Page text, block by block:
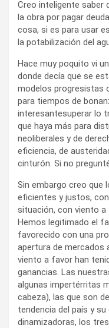
Creo inteligente saber
la obra por pagar
cosa, si es para usar
la potabilización del
Hace muy poquito vi
donde decía que se
modelos progresistas
para tiempos de
interesantesuperar lo
que haya más para
neoliberales y de
eficiencia, de
cinturón. Si no
Sin embargo creo que
eficientes y justos,
situación, con viento
Hemos legitimado el
favorecido con una
apertura de mercados
viento a favor han
ganancias. Las
algunas impertérritas
cabeza), las que son
tendencia del país y
dinamizadoras, los